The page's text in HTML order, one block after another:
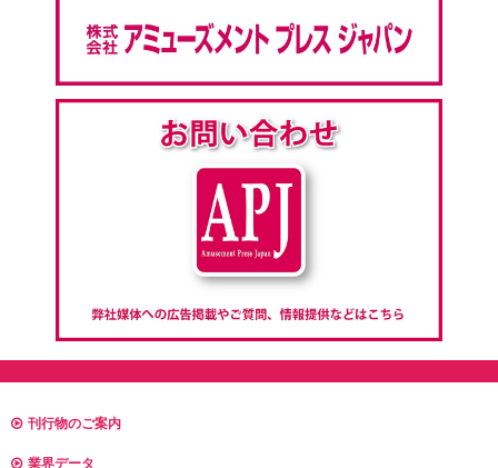
刊行物のご案内
業界データ